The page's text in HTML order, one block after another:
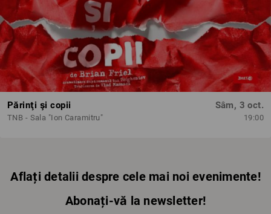
Părinţi şi copii
TNB - Sala "Ion Caramitru"
Sâm, 3 oct.
19:00
Aflați detalii despre cele mai noi evenimente!
Abonați-vă la newsletter!